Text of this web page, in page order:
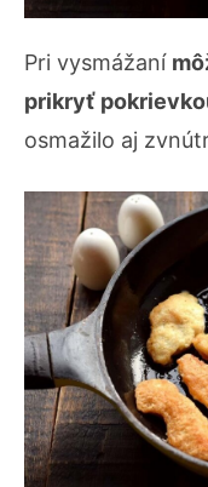
Pri vysmážaní
prikryť
osmažilo aj